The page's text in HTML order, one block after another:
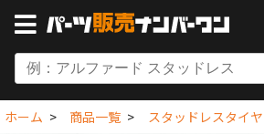
ホーム 商品一覧 スタッドレスタイ